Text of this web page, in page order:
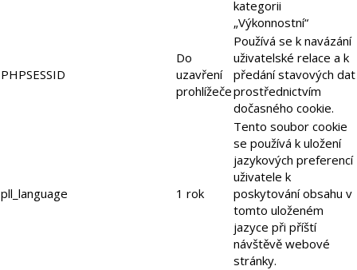
kategorii
„Výkonnostní“
PHPSESSID
Do
uzavření
prohlížeče
Používá se k navázání
uživatelské relace a k
předání stavových dat
prostřednictvím
dočasného cookie.
pll_language 1 rok
Tento soubor cookie
se používá k uložení
jazykových preferencí
uživatele k
poskytování obsahu v
tomto uloženém
jazyce při příští
návštěvě webové
stránky.